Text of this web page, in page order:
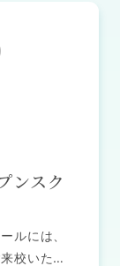
ンスク
ルには、
校いただ